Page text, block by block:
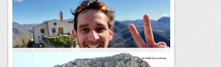
Torelló - Bellmunt solidari des de casa
Distància: 23.030 m.Temps: 2h 41m 56s.Desnivell positiu:
1.068 m.